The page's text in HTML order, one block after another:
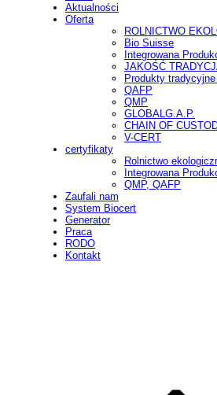
Aktualności
Oferta
ROLNICTWO
Bio Suisse
Integrowana
JAKOŚĆ
Produkty
QAFP
QMP
GLOBALG.A.P.
CHAIN OF
V-CERT
certyfikaty
Rolnictwo
Integrowana
QMP, QAFP
Zaufali nam
System Biocert
Generator
Praca
RODO
Kontakt